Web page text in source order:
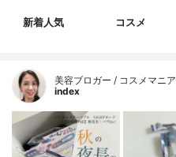
新着人気 コスメ
美容ブロガー / コスメマニア
index